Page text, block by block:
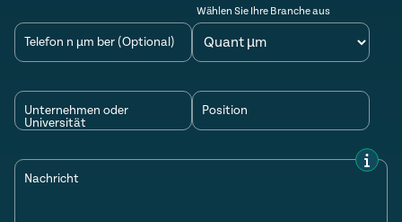
Telefon n µm ber (Optional)
Wählen Sie Ihre Branche aus
Unternehmen oder
Universität
Position
Nachricht